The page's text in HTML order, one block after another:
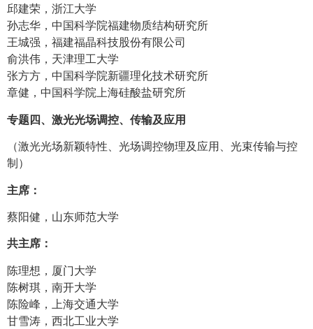
邱建荣，浙江大学
孙志华，中国科学院福建物质结构研究所
王城强，福建福晶科技股份有限公司
俞洪伟，天津理工大学
张方方，中国科学院新疆理化技术研究所
章健，中国科学院上海硅酸盐研究所
专题四、激光光场调控、传输及应用
（激光光场新颖特性、光场调控物理及应用、光束传输与控
制）
主席：
蔡阳健，山东师范大学
共主席：
陈理想，厦门大学
陈树琪，南开大学
陈险峰，上海交通大学
甘雪涛，西北工业大学